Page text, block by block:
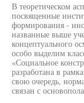
В теоретическом
посвященные
формирования -
названные выше
концептуального
особо выделим
«Социальное
разработана в
свою очередь,
связан с